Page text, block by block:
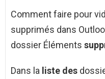
Comment faire pour
supprimés dans
dossier Éléments
Dans la liste des